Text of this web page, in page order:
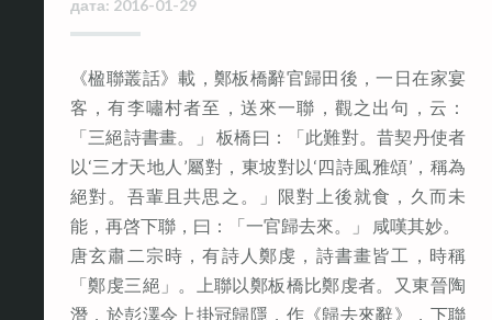
дата: 2016-01-29
《楹聯叢話》載，鄭板橋辭官歸田後，一日在家宴
客，有李嘯村者至，送來一聯，觀之出句，云：
「三絕詩書畫。」 板橋曰：「此難對。昔契丹使者
以‘三才天地人’屬對，東坡對以‘四詩風雅頌’，稱為
絕對。吾輩且共思之。」限對上後就食，久而未
能，再啓下聯，曰：「一官歸去來。」 咸嘆其妙。
唐玄肅二宗時，有詩人鄭虔，詩書畫皆工，時稱
「鄭虔三絕」。上聯以鄭板橋比鄭虔者。又東晉陶
潛，於彭澤令上掛冠歸隱，作《歸去來辭》，下聯